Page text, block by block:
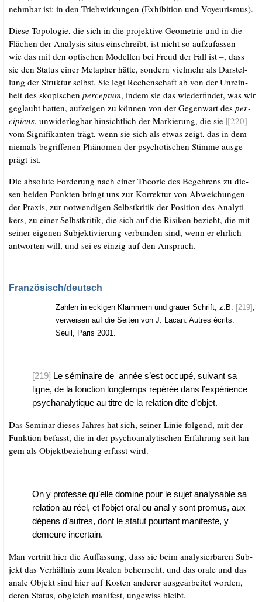
nehm­bar ist: in den Trieb­wir­kun­gen (Exhi­bi­ti­on und Voyeurismus).
Die­se Topo­lo­gie, die sich in die pro­jek­ti­ve Geo­me­trie und in die
Flä­chen der Ana­ly­sis situs ein­schreibt, ist nicht so auf­zu­fas­sen –
wie das mit den opti­schen Model­len bei Freud der Fall ist –, dass
sie den Sta­tus einer Meta­pher hät­te, son­dern viel­mehr als Dar­stel­
lung der Struk­tur selbst. Sie legt Rechen­schaft ab von der Unrein­
heit des sko­pi­schen per­cep­tum, indem sie das wie­der­fin­det, was wir
geglaubt hat­ten, auf­zei­gen zu kön­nen von der Gegen­wart des per­
ci­pi­ens, unwi­der­leg­bar hin­sicht­lich der Mar­kie­rung, die sie |[220]
vom Signi­fi­kan­ten trägt, wenn sie sich als etwas zeigt, das in dem
nie­mals begrif­fe­nen Phä­no­men der psy­cho­ti­schen Stim­me aus­ge­
prägt ist.
Die abso­lu­te For­de­rung nach einer Theo­rie des Begeh­rens zu die­
sen bei­den Punk­ten bringt uns zur Kor­rek­tur von Abwei­chun­gen
der Pra­xis, zur not­wen­di­gen Selbst­kri­tik der Posi­ti­on des Ana­ly­ti­
kers, zu einer Selbst­kri­tik, die sich auf die Risi­ken bezieht, die mit
sei­ner eige­nen Sub­jek­ti­vie­rung ver­bun­den sind, wenn er ehr­lich
ant­wor­ten will, und sei es ein­zig auf den Anspruch.
Französisch/​deutsch
Zah­len in ecki­gen Klam­mern und grau­er Schrift, z.B. [219] ,
ver­wei­sen auf die Sei­ten von J. Lacan: Aut­res écrits.
Seuil, Paris 2001.
[219] Le sémi­n­aire de année s’est occu­pé, sui­vant sa
ligne, de la fon­c­tion long­temps repé­rée dans l’expérience
psy­ch­ana­ly­tique au tit­re de la rela­ti­on dite d’objet.
Das Semi­nar die­ses Jah­res hat sich, sei­ner Linie fol­gend, mit der
Funk­ti­on befasst, die in der psy­cho­ana­ly­ti­schen Erfah­rung seit lan­
gem als Objekt­be­zie­hung erfasst wird.
On y pro­fes­se qu’elle domi­ne pour le sujet ana­lysable sa
rela­ti­on au réel, et l’objet oral ou anal y sont pro­mus, aux
dépens d’autres, dont le sta­tut pour­tant mani­fes­te, y
demeu­re incertain.
Man ver­tritt hier die Auf­fas­sung, dass sie beim ana­ly­sier­ba­ren Sub­
jekt das Ver­hält­nis zum Rea­len beherrscht, und das ora­le und das
ana­le Objekt sind hier auf Kos­ten ande­rer aus­ge­ar­bei­tet wor­den,
deren Sta­tus, obgleich mani­fest, unge­wiss bleibt.